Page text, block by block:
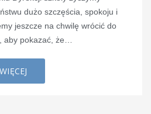
dużo szczęścia, spokoju i
jeszcze na chwilę wrócić do
aby pokazać, że…